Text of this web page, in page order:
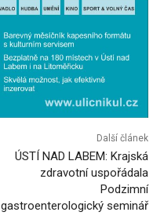
Další článek
ÚSTÍ NAD LABEM: Krajská
zdravotní uspořádala
Podzimní
gastroenterologický seminář